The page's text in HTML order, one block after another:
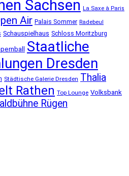
Sachsen La Saxe à Paris
Air Palais Sommer Radebeul
Schauspielhaus Schloss Moritzburg
Staatliche
Dresden
Städtische Galerie Dresden Thalia
Rathen Top Lounge Volksbank
Rügen